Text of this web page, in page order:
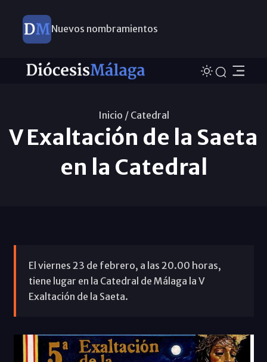
Nuevos nombramientos
Inicio / Catedral
V Exaltación de la Saeta
en la Catedral
El viernes 23 de febrero, a las 20.00 horas,
tiene lugar en la Catedral de Málaga la V
Exaltación de la Saeta.